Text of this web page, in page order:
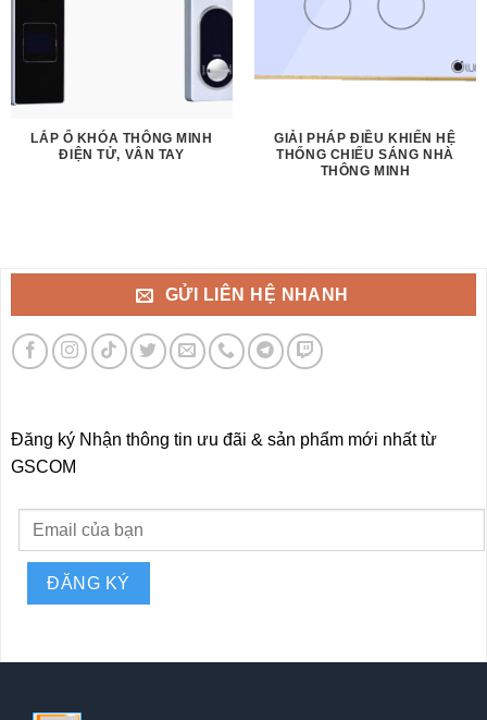
LẮP Ổ KHÓA THÔNG MINH
ĐIỆN TỬ, VÂN TAY
GIẢI PHÁP ĐIỀU KHIỂN HỆ
THỐNG CHIẾU SÁNG NHÀ
THÔNG MINH
GỬI LIÊN HỆ NHANH
Đăng ký Nhận thông tin ưu đãi & sản phẩm mới nhất từ
GSCOM